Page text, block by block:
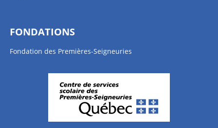
FONDATIONS
Fondation des Premières-Seigneuries